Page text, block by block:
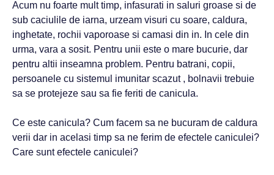
Acum nu foarte mult timp, infasurati in saluri groase si de
sub caciulile de iarna, urzeam visuri cu soare, caldura,
inghetate, rochii vaporoase si camasi din in. In cele din
urma, vara a sosit. Pentru unii este o mare bucurie, dar
pentru altii inseamna problem. Pentru batrani, copii,
persoanele cu sistemul imunitar scazut , bolnavii trebuie
sa se protejeze sau sa fie feriti de canicula.
Ce este canicula? Cum facem sa ne bucuram de caldura
verii dar in acelasi timp sa ne ferim de efectele caniculei?
Care sunt efectele caniculei?